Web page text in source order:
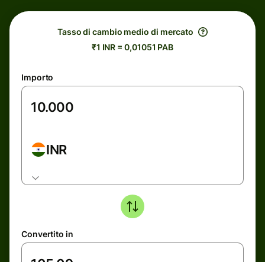
Tasso di cambio medio di mercato
₹1 INR = 0,01051 PAB
Importo
INR
Convertito in